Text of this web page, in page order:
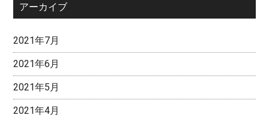
アーカイブ
2021年7月
2021年6月
2021年5月
2021年4月